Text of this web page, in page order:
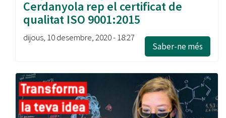
Cerdanyola rep el certificat de
qualitat ISO 9001:2015
dijous, 10 desembre, 2020 - 18:27
Saber-ne més